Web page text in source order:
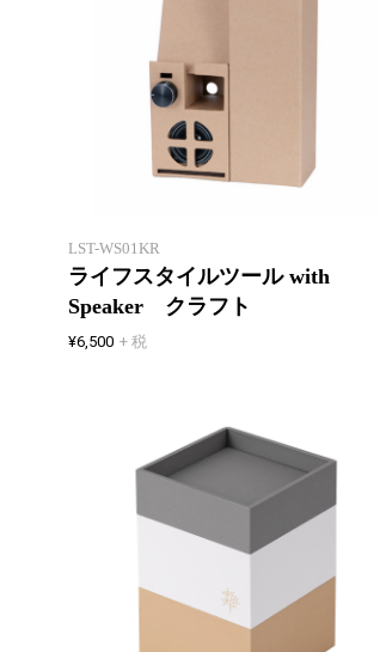
置くだけ簡単。スピーカー付き収
LST-WS01KR
ライフスタイルツール with
Speaker クラフト
¥6,500 + 税